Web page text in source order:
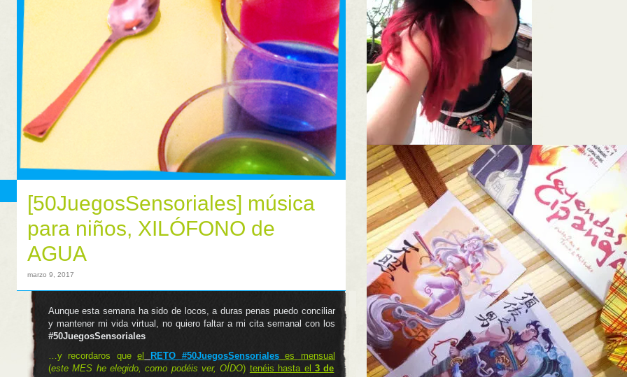
[50JuegosSensoriales] música
para niños, XILÓFONO de
AGUA
marzo 9, 2017
Aunque esta semana ha sido de locos, a duras penas puedo conciliar
y mantener mi vida virtual, no quiero faltar a mi cita semanal con los
#50JuegosSensoriales
…y recordaros queel RETO #50JuegosSensorialeses mensual
(este MES he elegido, como podéis ver, OÍDO) tenéis hasta el 3 de